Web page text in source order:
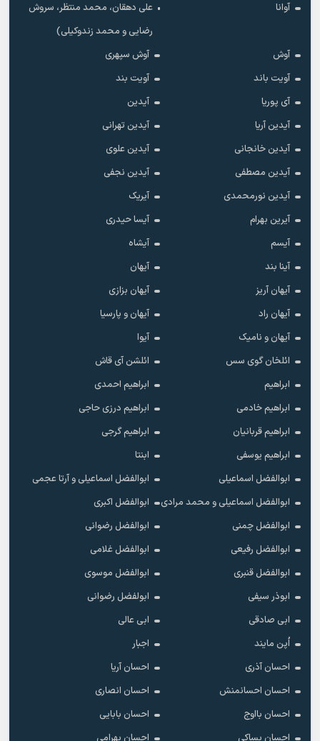
آوانا
علی دهقان، محمد منتظر، سروش
رضایی و محمد زندوکیلی)
آوش
آوش سپهری
آویت باند
آویت بند
آی پوریا
آیدین
آیدین آریا
آیدین تهرانی
آیدین خانجانی
آیدین علوی
آیدین مصطفی
آیدین نجفی
آیدین نورمحمدی
آیریک
آیرین بهرام
آیسا حیدری
آیسم
آیشاه
آینا بند
آیهان
آیهان آریز
آیهان بزازی
آیهان راد
آیهان و پارسیا
آیهان و نامیک
آیوا
ائلخان گوی سس
ائلشن آی قاش
ابراهیم
ابراهیم احمدی
ابراهیم خادمی
ابراهیم درزی حاجی
ابراهیم قربانیان
ابراهیم گرجی
ابراهیم یوسفی
ابنتا
ابوالفضل اسماعیلی
ابوالفضل اسماعیلی و آرتا عجمی
ابوالفضل اسماعیلی و محمد مرادی
ابوالفضل اکبری
ابوالفضل چمنی
ابوالفضل رضوانی
ابوالفضل رفیعی
ابوالفضل غلامی
ابوالفضل قنبری
ابوالفضل موسوی
ابوذر سیفی
ابولفضل رضوانی
ابی صادقی
ابی عالی
اُپن مایند
اجبار
احسان آذری
احسان آریا
احسان احسانمنش
احسان انصاری
احسان بااوج
احسان بابایی